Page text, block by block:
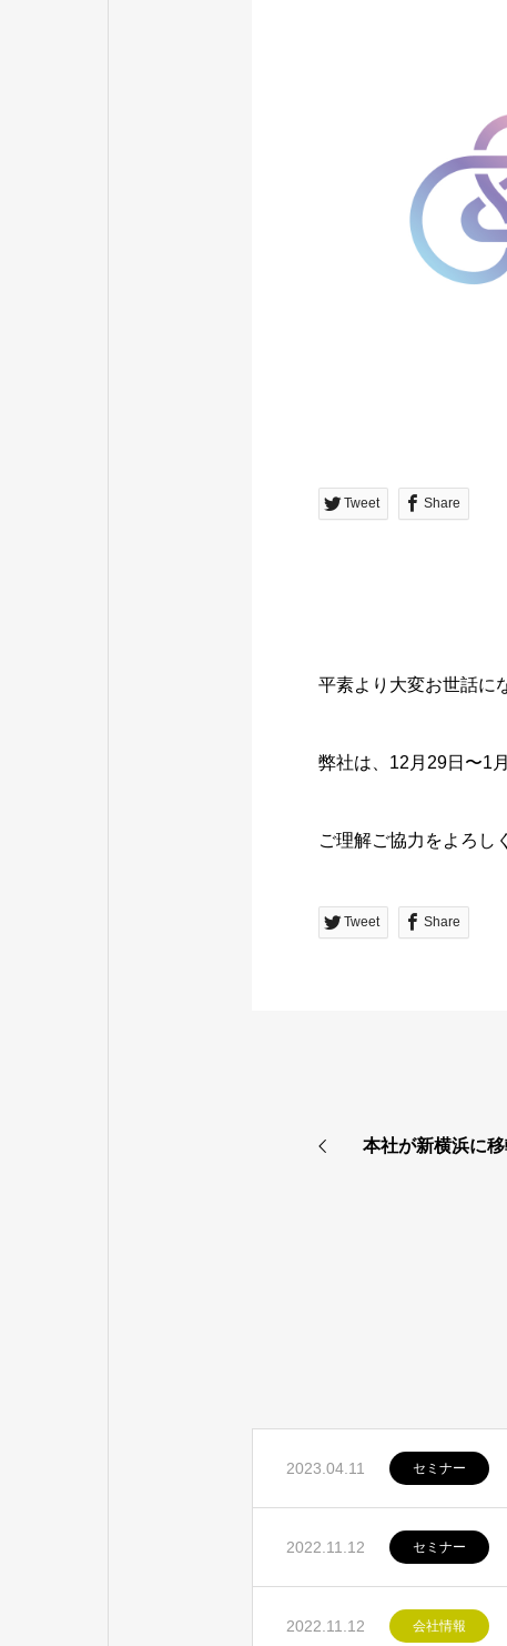
Tweet Share
平素より大変お世話に
弊社は、12月29日〜1
ご理解ご協力をよろし
Tweet Share
本社が新横浜に
2023.04.11 セミナー
2022.11.12 セミナー
2022.11.12 会社情報